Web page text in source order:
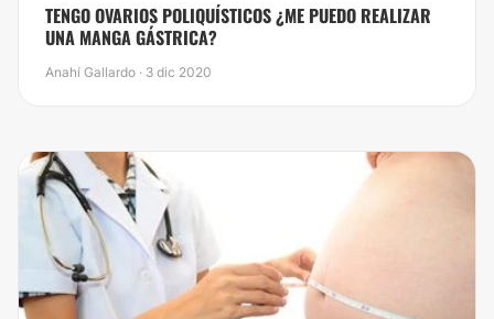
TENGO OVARIOS POLIQUÍSTICOS ¿ME PUEDO REALIZAR
UNA MANGA GÁSTRICA?
Anahí Gallardo · 3 dic 2020